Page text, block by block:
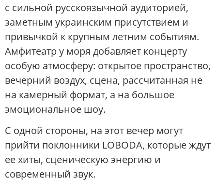
с сильной русскоязычной аудиторией,
заметным украинским присутствием и
привычкой к крупным летним событиям.
Амфитеатр у моря добавляет концерту
особую атмосферу: открытое пространство,
вечерний воздух, сцена, рассчитанная не
на камерный формат, а на большое
эмоциональное шоу.
С одной стороны, на этот вечер могут
прийти поклонники LOBODA, которые ждут
ее хиты, сценическую энергию и
современный звук.